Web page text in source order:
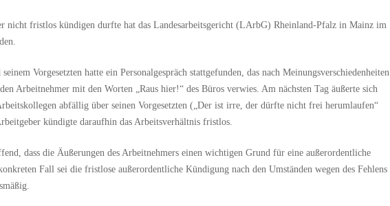
nicht fristlos kündigen durfte hat das Landesarbeitsgericht (LArbG) Rheinland-Pfalz in Mainz im
Vorgesetzten hatte ein Personalgespräch stattgefunden, das nach Meinungsverschiedenheiten
Arbeitnehmer mit den Worten „Raus hier!“ des Büros verwies. Am nächsten Tag äußerte sich
abfällig über seinen Vorgesetzten („Der ist irre, der dürfte nicht frei herumlaufen“
kündigte daraufhin das Arbeitsverhältnis fristlos.
dass die Äußerungen des Arbeitnehmers einen wichtigen Grund für eine außerordentliche
Fall sei die fristlose außerordentliche Kündigung nach den Umständen wegen des Fehlens